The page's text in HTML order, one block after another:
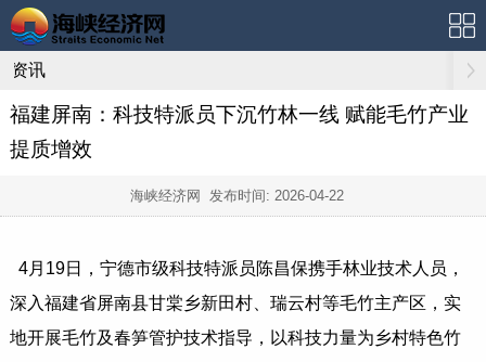
资讯
福建屏南：科技特派员下沉竹林一线 赋能毛竹产业
提质增效
海峡经济网 发布时间: 2026-04-22
4月19日，宁德市级科技特派员陈昌保携手林业技术人员，
深入福建省屏南县甘棠乡新田村、瑞云村等毛竹主产区，实
地开展毛竹及春笋管护技术指导，以科技力量为乡村特色竹